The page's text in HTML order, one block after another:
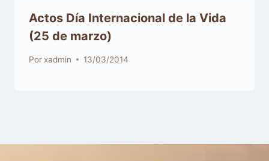
Actos Día Internacional de la Vida
(25 de marzo)
Por xadmin 13/03/2014